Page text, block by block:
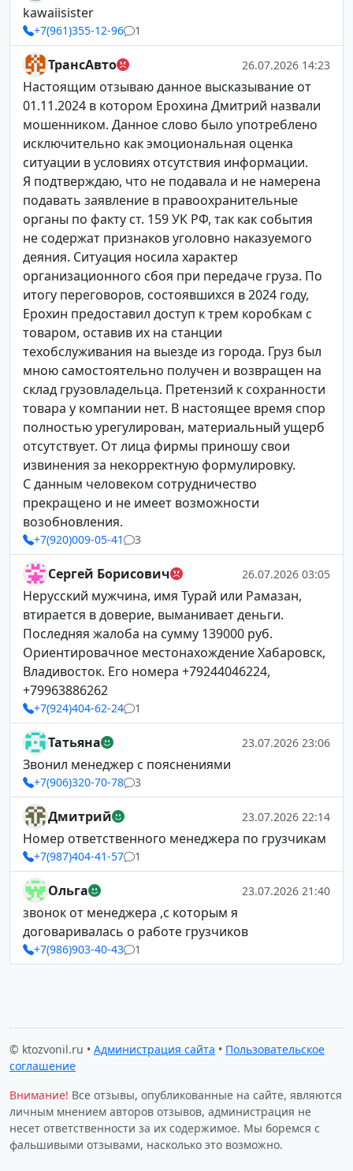
kawaiisister
+7(961)355-12-96 1
ТрансАвто 26.07.2026 14:23
Настоящим отзываю данное высказывание от
01.11.2024 в котором Ерохина Дмитрий назвали
мошенником. Данное слово было употреблено
исключительно как эмоциональная оценка
ситуации в условиях отсутствия информации.
Я подтверждаю, что не подавала и не намерена
подавать заявление в правоохранительные
органы по факту ст. 159 УК РФ, так как события
не содержат признаков уголовно наказуемого
деяния. Ситуация носила характер
организационного сбоя при передаче груза. По
итогу переговоров, состоявшихся в 2024 году,
Ерохин предоставил доступ к трем коробкам с
товаром, оставив их на станции
техобслуживания на выезде из города. Груз был
мною самостоятельно получен и возвращен на
склад грузовладельца. Претензий к сохранности
товара у компании нет. В настоящее время спор
полностью урегулирован, материальный ущерб
отсутствует. От лица фирмы приношу свои
извинения за некорректную формулировку.
С данным человеком сотрудничество
прекращено и не имеет возможности
возобновления.
+7(920)009-05-41 3
Сергей Борисович 26.07.2026 03:05
Нерусский мужчина, имя Турай или Рамазан,
втирается в доверие, выманивает деньги.
Последняя жалоба на сумму 139000 руб.
Ориентировачное местонахождение Хабаровск,
Владивосток. Его номера +79244046224,
+79963886262
+7(924)404-62-24 1
Татьяна 23.07.2026 23:06
Звонил менеджер с пояснениями
+7(906)320-70-78 3
Дмитрий 23.07.2026 22:14
Номер ответственного менеджера по грузчикам
+7(987)404-41-57 1
Ольга 23.07.2026 21:40
звонок от менеджера ,с которым я
договаривалась о работе грузчиков
+7(986)903-40-43 1
© ktozvonil.ru • Администрация сайта • Пользовательское
соглашение
Внимание! Все отзывы, опубликованные на сайте, являются
личным мнением авторов отзывов, администрация не
несет ответственности за их содержимое. Мы боремся с
фальшивыми отзывами, насколько это возможно.